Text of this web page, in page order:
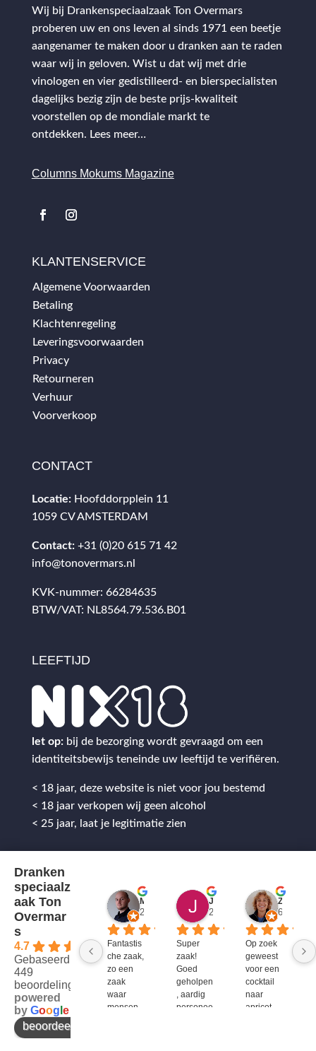
Wij bij Drankenspeciaalzaak Ton Overmars
proberen uw en ons leven al sinds 1971 een beetje
aangenamer te maken door u dranken aan te raden
waar wij in geloven. Wist u dat wij met drie
vinologen en vier gedistilleerd- en bierspecialisten
dagelijks bezig zijn de beste prijs-kwaliteit
voorstellen op de mondiale markt te
ontdekken. Lees meer…
Columns Mokums Magazine
KLANTENSERVICE
Algemene Voorwaarden
Betaling
Klachtenregeling
Leveringsvoorwaarden
Privacy
Retourneren
Verhuur
Voorverkoop
CONTACT
Locatie: Hoofddorpplein 11
1059 CV AMSTERDAM
Contact: +31 (0)20 615 71 42
info@tonovermars.nl
KVK-nummer: 66284635
BTW/VAT: NL8564.79.536.B01
LEEFTIJD
let op: bij de bezorging wordt gevraagd om een
identiteitsbewijs teneinde uw leeftijd te verifiëren.
< 18 jaar, deze website is niet voor jou bestemd
< 18 jaar verkopen wij geen alcohol
< 25 jaar, laat je legitimatie zien
Dranken
speciaalz
aak Ton
Overmar
s
4.7
Gebaseerd op
449
beoordelingen
powered
by Goog e
beoordeel ons op
2 jaar geleden
Fantastis
che zaak,
zo een
zaak
waar
mensen
2 jaar geleden
Super
zaak!
Goed
geholpen
, aardig
personee
6 jaar
Op zoek
geweest
voor een
cocktail
naar
apricot